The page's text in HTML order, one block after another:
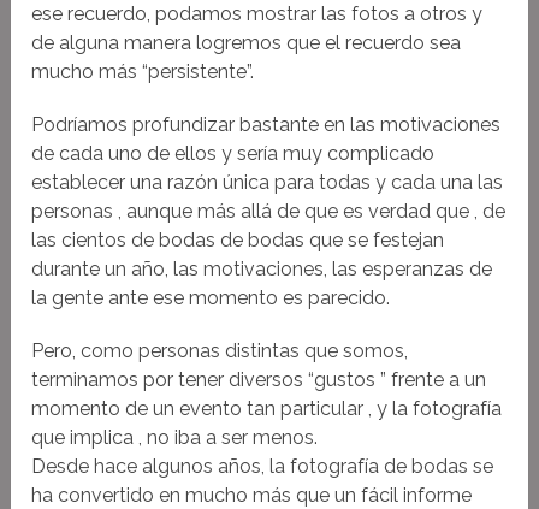
ese recuerdo, podamos mostrar las fotos a otros y
de alguna manera logremos que el recuerdo sea
mucho más “persistente”.
Podríamos profundizar bastante en las motivaciones
de cada uno de ellos y sería muy complicado
establecer una razón única para todas y cada una las
personas , aunque más allá de que es verdad que , de
las cientos de bodas de bodas que se festejan
durante un año, las motivaciones, las esperanzas de
la gente ante ese momento es parecido.
Pero, como personas distintas que somos,
terminamos por tener diversos “gustos ” frente a un
momento de un evento tan particular , y la fotografía
que implica , no iba a ser menos.
Desde hace algunos años, la fotografía de bodas se
ha convertido en mucho más que un fácil informe